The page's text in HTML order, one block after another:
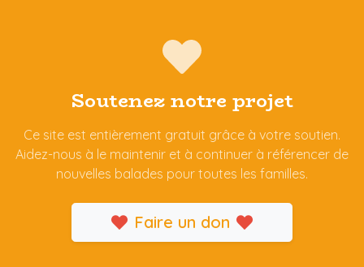
Soutenez notre projet
Ce site est entièrement gratuit grâce à votre soutien.
Aidez-nous à le maintenir et à continuer à référencer de
nouvelles balades pour toutes les familles.
Faire un don